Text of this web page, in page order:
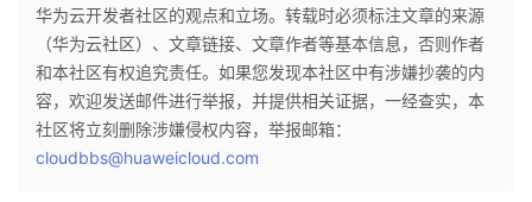
华为云开发者社区的观点和立场。转载时必须标注文章的来源
（华为云社区）、文章链接、文章作者等基本信息，否则作者
和本社区有权追究责任。如果您发现本社区中有涉嫌抄袭的内
容，欢迎发送邮件进行举报，并提供相关证据，一经查实，本
社区将立刻删除涉嫌侵权内容，举报邮箱：
cloudbbs@huaweicloud.com